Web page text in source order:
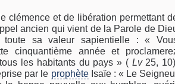
clémence et de libération permettant
ancien qui vient de la Parole de
sa valeur sapientielle : «
cinquantième année et
les habitants du pays » ( Lv25,
par le prophèteIsaïe : « Le